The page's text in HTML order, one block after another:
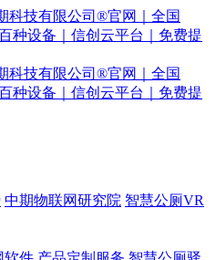
中期物联网研究院 智慧公厕VR